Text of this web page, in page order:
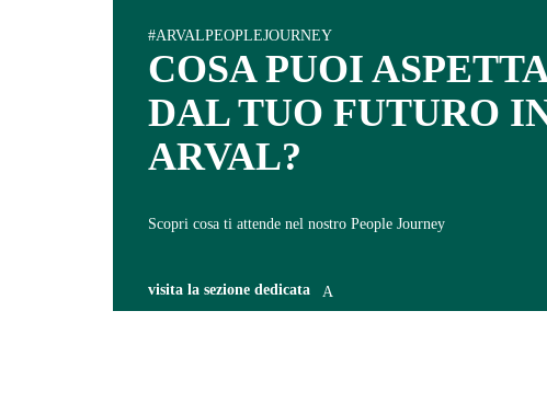
#ARVALPEOPLEJOURNEY
COSA PUOI
DAL TUO FUTURO
ARVAL?
Scopri cosa ti attende nel nostro People Journey
visita la sezione dedicata